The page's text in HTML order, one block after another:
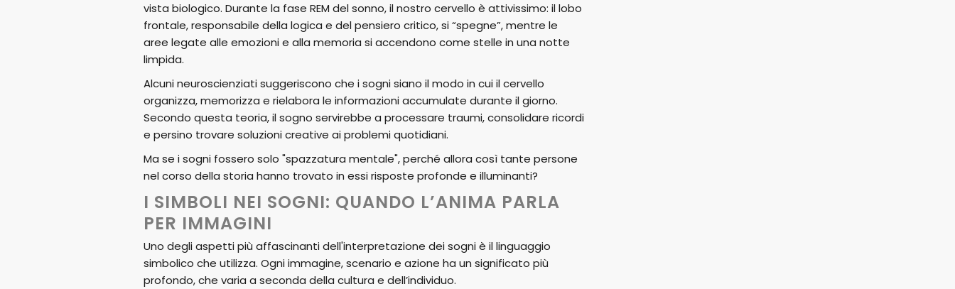
vista biologico. Durante la fase REM del sonno, il nostro cervello è attivissimo: il lobo
frontale, responsabile della logica e del pensiero critico, si “spegne”, mentre le
aree legate alle emozioni e alla memoria si accendono come stelle in una notte
limpida.
Alcuni neuroscienziati suggeriscono che i sogni siano il modo in cui il cervello
organizza, memorizza e rielabora le informazioni accumulate durante il giorno.
Secondo questa teoria, il sogno servirebbe a processare traumi, consolidare ricordi
e persino trovare soluzioni creative ai problemi quotidiani.
Ma se i sogni fossero solo "spazzatura mentale", perché allora così tante persone
nel corso della storia hanno trovato in essi risposte profonde e illuminanti?
I SIMBOLI NEI SOGNI: QUANDO L’ANIMA PARLA
PER IMMAGINI
Uno degli aspetti più affascinanti dell'interpretazione dei sogni è il linguaggio
simbolico che utilizza. Ogni immagine, scenario e azione ha un significato più
profondo, che varia a seconda della cultura e dell’individuo.